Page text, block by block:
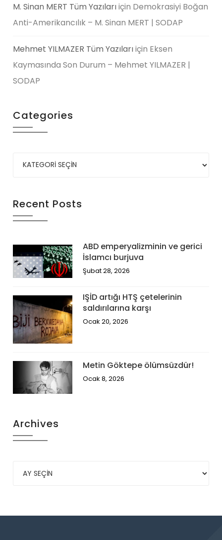
M. Sinan MERT Tüm Yazılarıiçin Demokrasiyi Boğan
Anti-Amerikancılık – M. Sinan MERT | SODAP
Mehmet YILMAZER Tüm Yazılarıiçin Eksen
Kaymasında Son Durum – Mehmet YILMAZER |
SODAP
Categories
Recent Posts
ABD emperyalizminin ve gerici
İslamcı burjuva
Şubat 28, 2026
IŞİD artığı HTŞ çetelerinin
saldırılarına karşı
Ocak 20, 2026
Metin Göktepe ölümsüzdür!
Ocak 8, 2026
Archives